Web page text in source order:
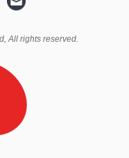
, All rights reserved.